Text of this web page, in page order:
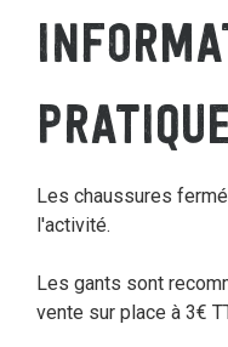
Les chaussures
l'activité.
Les gants sont
vente sur place à 3€